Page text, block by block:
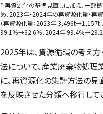
* 再資源化の基準見直しに加え、一部
め、2023年・2024年の再資源化量・再
（再資源化量：2023年
99.1％→32.6％、2024年 99.4％→29.2
2025年は、資源循環の考え
法について、産業廃棄物処理
に、再資源化の集計方法の見
を反映させた分類へ移行して